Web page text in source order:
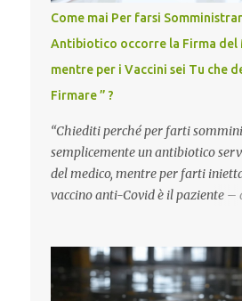
Come mai Per farsi
Antibiotico occorre la Firma del
mentre per i Vaccini sei Tu che
Firmare ” ?
“Chiediti perché per farti
semplicemente un antibiotico
del medico, mentre per farti
vaccino anti-Covid è il paziente –
domanda tanto semplice quanto
quella posta dal dottor Andrea